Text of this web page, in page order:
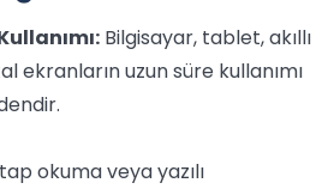
Bilgisayar, tablet, akıllı
ekranların uzun süre kullanımı
okuma veya yazılı